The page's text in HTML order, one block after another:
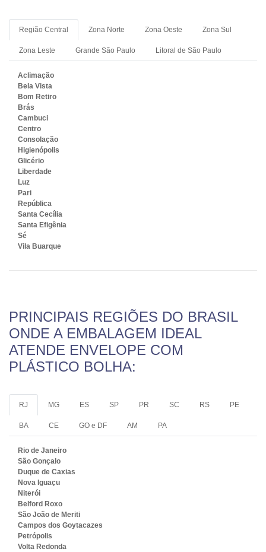
Região Central Zona Norte Zona Oeste Zona Sul
Zona Leste Grande São Paulo Litoral de São Paulo
Aclimação
Bela Vista
Bom Retiro
Brás
Cambuci
Centro
Consolação
Higienópolis
Glicério
Liberdade
Luz
Pari
República
Santa Cecília
Santa Efigênia
Sé
Vila Buarque
PRINCIPAIS REGIÕES DO BRASIL
ONDE A EMBALAGEM IDEAL
ATENDE ENVELOPE COM
PLÁSTICO BOLHA:
RJ MG ES SP PR SC RS PE
BA CE GO e DF AM PA
Rio de Janeiro
São Gonçalo
Duque de Caxias
Nova Iguaçu
Niterói
Belford Roxo
São João de Meriti
Campos dos Goytacazes
Petrópolis
Volta Redonda